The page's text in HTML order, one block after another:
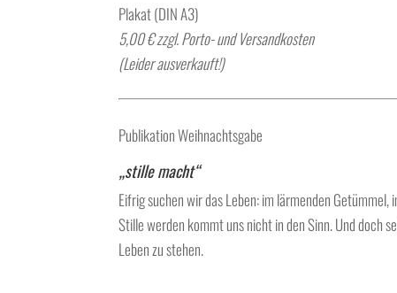
Plakat (DIN A3)
5,00 € zzgl. Porto- und Versandkosten
(Leider ausverkauft!)
Publikation Weihnachtsgabe
„stille macht“
Eifrig suchen wir das Leben: im lärmenden
Stille werden kommt uns nicht in den Sinn. Und doch
Leben zu stehen.